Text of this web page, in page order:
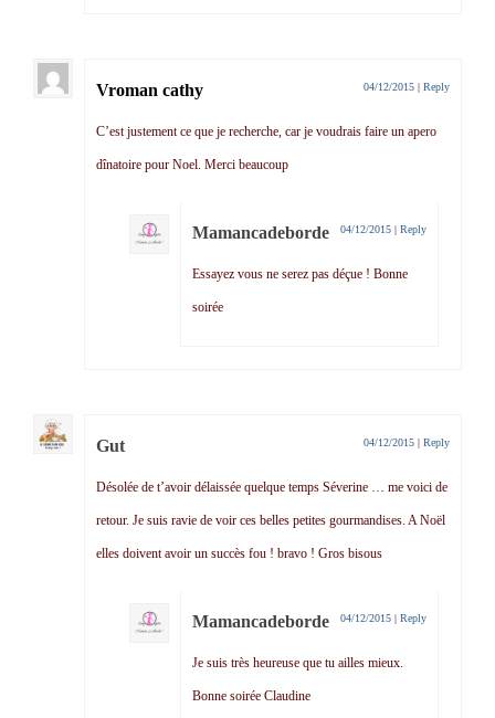
Vroman cathy 04/12/2015 | Reply
C’est justement ce que je recherche, car je voudrais faire un apero
dînatoire pour Noel. Merci beaucoup
Mamancadeborde 04/12/2015 | Reply
Essayez vous ne serez pas déçue ! Bonne
soirée
Gut 04/12/2015 | Reply
Désolée de t’avoir délaissée quelque temps Séverine … me voici de
retour. Je suis ravie de voir ces belles petites gourmandises. A Noël
elles doivent avoir un succès fou ! bravo ! Gros bisous
Mamancadeborde 04/12/2015 | Reply
Je suis très heureuse que tu ailles mieux.
Bonne soirée Claudine